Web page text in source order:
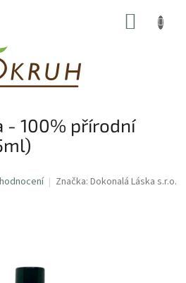
- 100% přírodní
Značka: Dokonalá Láska s.r.o.